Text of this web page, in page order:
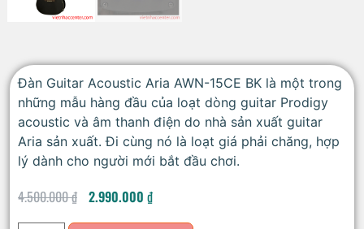
Đàn Guitar Acoustic Aria AWN-15CE BK là một trong
những mẫu hàng đầu của loạt dòng guitar Prodigy
acoustic và âm thanh điện do nhà sản xuất guitar
Aria sản xuất. Đi cùng nó là loạt giá phải chăng, hợp
lý dành cho người mới bắt đầu chơi.
4.500.000₫ 2.990.000 ₫